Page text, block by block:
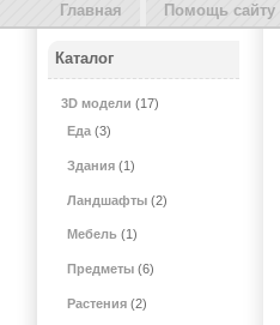
Главная Помощь сайту
Каталог
3D модели (17)
Еда (3)
Здания (1)
Ландшафты (2)
Мебель (1)
Предметы (6)
Растения (2)